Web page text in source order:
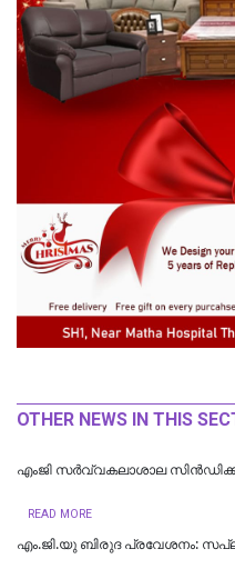
OTHER NEWS IN THIS
എംജി സർവ്വകലാശാല
READ MORE
എം.ജി.യു ബിരുദ പ്രവേശനം: